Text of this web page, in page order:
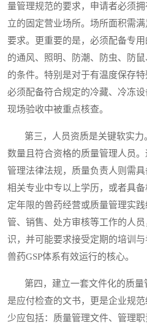
量管理规范的要求，申请者必须
立的固定营业场所。场所面积需
要求。更重要的是，必须配备专
的通风、照明、防潮、防虫、防
的条件。特别是对于有温度保存
必须配备符合规定的冷藏、冷冻
现场验收中被重点核查。
第三，人员资质是关键软实力
数量且符合资格的质量管理人员
管理法律法规，质量负责人则需
相关专业中专以上学历，或者具
定年限的兽药经营或质量管理实
管、销售、处方审核等工作的人
识，并可能要求接受定期的培训
兽药GSP体系有效运行的核心。
第四，建立一套文件化的质量
是应付检查的文书，更是企业规
少应包括：质量管理文件、管理